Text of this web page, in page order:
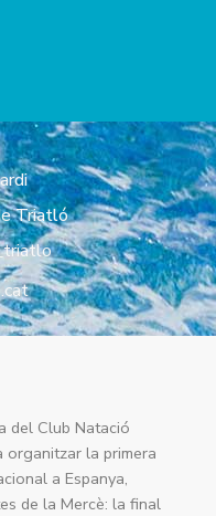
Triatló
del Club Natació
la primera
a Espanya,
de la Mercè: la final